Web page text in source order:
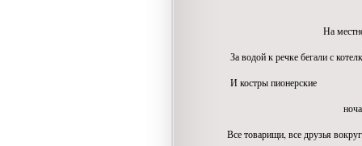
На местности
За водой к речке бегали с
И костры пионерские
ночами
Все товарищи, все друзья